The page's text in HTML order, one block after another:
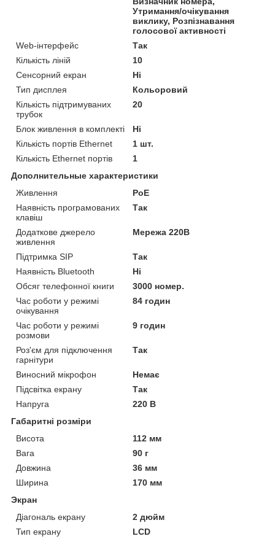
Утримання/очікування
виклику, Розпізнавання
голосової активності
Web-інтерфейс
Так
Кількість ліній
10
Сенсорний екран
Ні
Тип дисплея
Кольоровий
Кількість підтримуваних
трубок
20
Блок живлення в комплекті
Ні
Кількість портів Ethernet
1 шт.
Кількість Ethernet портів
1
Дополнительные характеристики
Живлення
PoE
Наявність програмованих
клавіш
Так
Додаткове джерело
живлення
Мережа 220В
Підтримка SIP
Так
Наявність Bluetooth
Ні
Обсяг телефонної книги
3000 номер.
Час роботи у режимі
очікування
84 годин
Час роботи у режимі
розмови
9 годин
Роз'єм для підключення
гарнітури
Так
Виносний мікрофон
Немає
Підсвітка екрану
Так
Напруга
220 В
Габаритні розміри
Висота
112 мм
Вага
90 г
Довжина
36 мм
Ширина
170 мм
Экран
Діагональ екрану
2 дюйм
Тип екрану
LCD